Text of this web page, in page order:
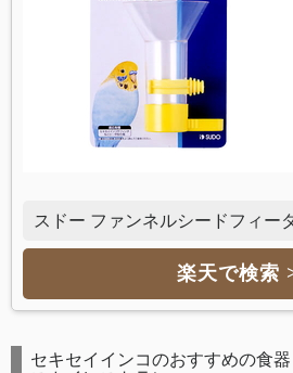
スドー ファンネルシードフィー
楽天で検索
セキセイインコのおすすめの食